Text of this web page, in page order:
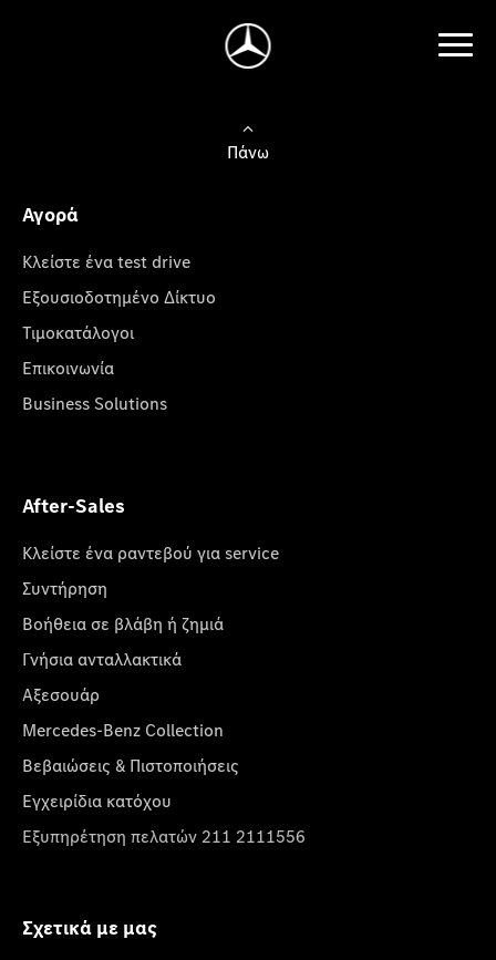
Πάνω
Αγορά
Κλείστε ένα test drive
Εξουσιοδοτημένο Δίκτυο
Τιμοκατάλογοι
Επικοινωνία
Business Solutions
After-Sales
Κλείστε ένα ραντεβού για service
Συντήρηση
Βοήθεια σε βλάβη ή ζημιά
Γνήσια ανταλλακτικά
Αξεσουάρ
Mercedes-Benz Collection
Βεβαιώσεις & Πιστοποιήσεις
Εγχειρίδια κατόχου
Εξυπηρέτηση πελατών 211 2111556
Σχετικά με μας